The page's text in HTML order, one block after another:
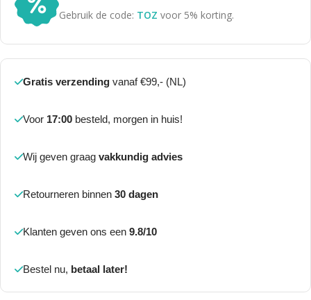
Gebruik de code: TOZ voor 5% korting.
Gratis verzending vanaf €99,- (NL)
Voor 17:00 besteld, morgen in huis!
Wij geven graag vakkundig advies
Retourneren binnen 30 dagen
Klanten geven ons een 9.8/10
Bestel nu, betaal later!